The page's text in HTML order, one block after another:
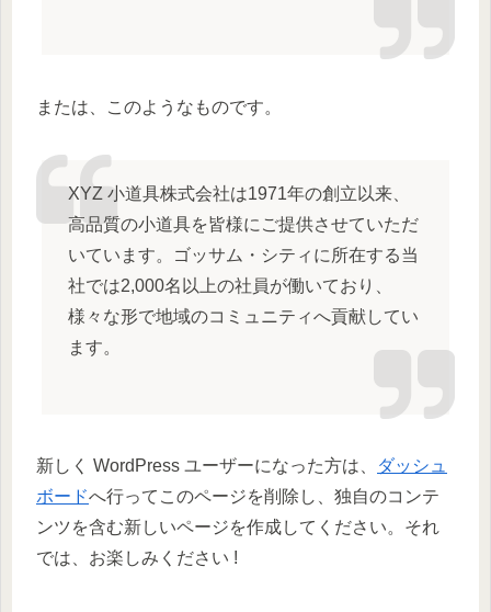
または、このようなものです。
XYZ 小道具株式会社は1971年の創立以来、
高品質の小道具を皆様にご提供させていただ
いています。ゴッサム・シティに所在する当
社では2,000名以上の社員が働いており、
様々な形で地域のコミュニティへ貢献してい
ます。
新しく WordPress ユーザーになった方は、
ダッシュ
ボードへ行ってこのページを削除し、独自のコンテ
ンツを含む新しいページを作成してください。それ
では、お楽しみください !